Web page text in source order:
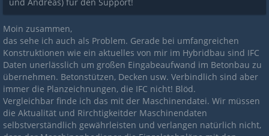
Moin zusammen,
das sehe ich auch als Problem. Gerade bei umfangreichen
Konstruktionen wie ein aktuelles von mir im Hybridbau sind IFC
Daten unerlässlich um großen Eingabeaufwand im Betonbau zu
übernehmen. Betonstützen, Decken usw. Verbindlich sind aber
immer die Planzeichnungen, die IFC nicht! Blöd.
Vergleichbar finde ich das mit der Maschinendatei. Wir müssen
die Aktualität und Rirchtigkeitder Maschinendaten
selbstverständlich gewährleisten und verlangen natürlich nicht,